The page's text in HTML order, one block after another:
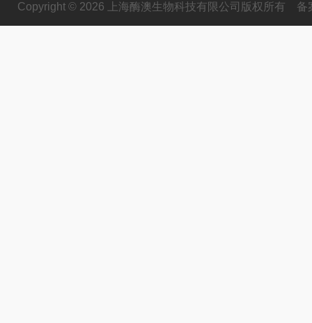
Copyright © 2026 上海酶澳生物科技有限公司版权所有 备